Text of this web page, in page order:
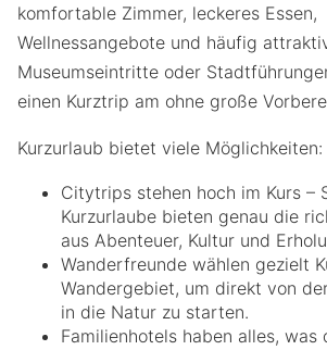
komfortable Zimmer, leckeres Essen,
Wellnessangebote und häufig
Museumseintritte oder
einen Kurztrip am ohne große
Kurzurlaub bietet viele Möglichkeiten:
Citytrips stehen hoch im Kurs –
Kurzurlaube bieten genau die
aus Abenteuer, Kultur und
Wanderfreunde wählen gezielt
Wandergebiet, um direkt von
in die Natur zu starten.
Familienhotels haben alles, was